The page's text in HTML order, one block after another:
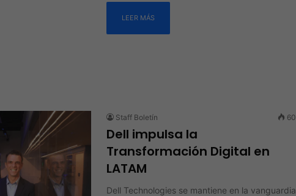
LEER MÁS
Staff Boletín 60
Dell impulsa la
Transformación Digital en
LATAM
Dell Technologies se mantiene en la vanguardia